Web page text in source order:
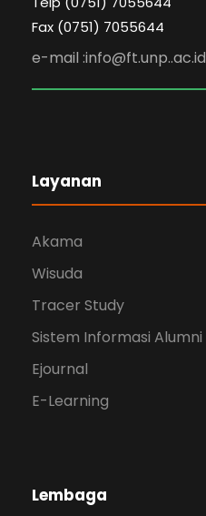
Fax (0751) 7055644
e-mail :info@ft.unp..ac.id
Layanan
Akama
Wisuda
Tracer Study
Sistem Informasi Alumni
Ejournal
E-Learning
Lembaga